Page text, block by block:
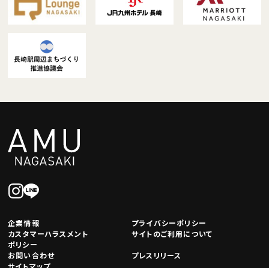
企業情報
プライバシーポリシー
カスタマーハラスメント
ポリシー
サイトのご利用について
お問い合わせ
プレスリリース
サイトマップ